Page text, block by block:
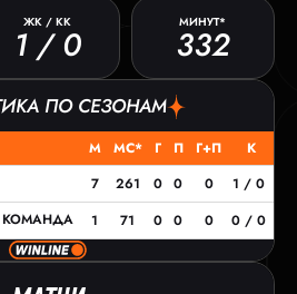
ЖК / КК
1 / 0
МИНУТ*
332
ПО СЕЗОНАМ
М МС* Г П Г+П
К
7 261 0 0 0
1 / 0
1 71 0 0 0 0 / 0